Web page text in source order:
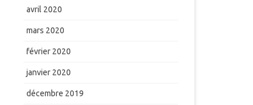
avril 2020
mars 2020
février 2020
janvier 2020
décembre 2019